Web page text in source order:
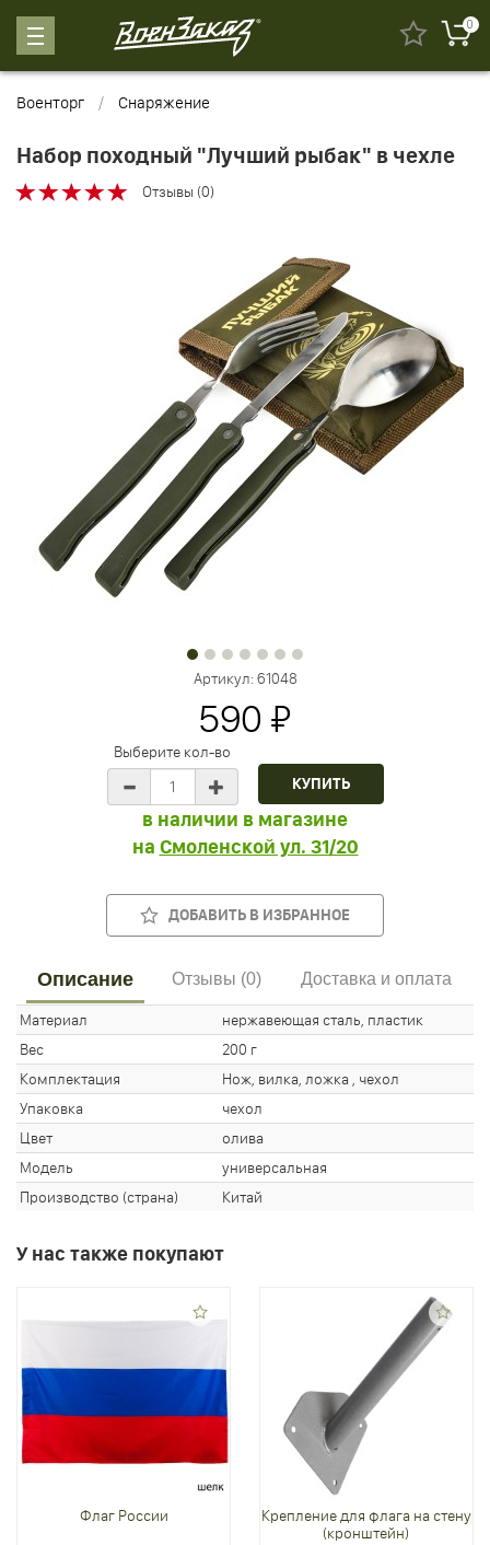
0
Военторг Снаряжение
Набор походный "Лучший рыбак" в чехле
Отзывы (0)
Артикул:61048
590 ₽
Выберите кол-во
в наличии в магазине
на Смоленской ул. 31/20
ДОБАВИТЬ В ИЗБРАННОЕ
Описание Отзывы (0) Доставка и оплата
Материал
нержавеющая сталь, пластик
Вес
200 г
Комплектация
Нож, вилка, ложка , чехол
Упаковка
чехол
Цвет
олива
Модель
универсальная
Производство (страна)
Китай
У нас также покупают
Флаг России
Крепление для флага на стену
(кронштейн)